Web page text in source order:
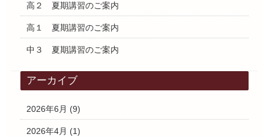
高２ 夏期講習のご案内
高１ 夏期講習のご案内
中３ 夏期講習のご案内
アーカイブ
2026年6月 (9)
2026年4月 (1)